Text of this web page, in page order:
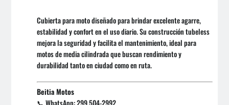
Cubierta para moto diseñado para brindar excelente agarre,
estabilidad y confort en el uso diario. Su construcción tubeless
mejora la seguridad y facilita el mantenimiento, ideal para
motos de media cilindrada que buscan rendimiento y
durabilidad tanto en ciudad como en ruta.
Beitia Motos
📞 WhatsApp: 299 504-2992